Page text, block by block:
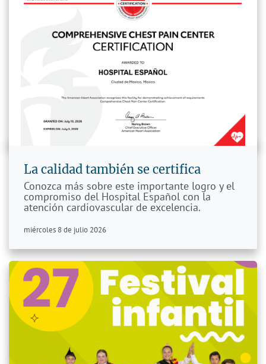
La calidad también se certifica
Conozca más sobre este importante logro y el
compromiso del Hospital Español con la
atención cardiovascular de excelencia.
miércoles 8 de julio 2026